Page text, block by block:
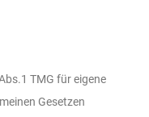
TMG für eigene
Gesetzen